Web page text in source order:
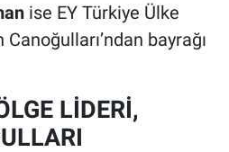
ise EY Türkiye Ülke
bayrağı
LİDERİ,